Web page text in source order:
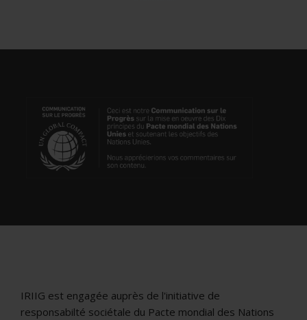
IRIIG est engagée auprès de l'initiative de
responsabilté sociétale du Pacte mondial des Nations